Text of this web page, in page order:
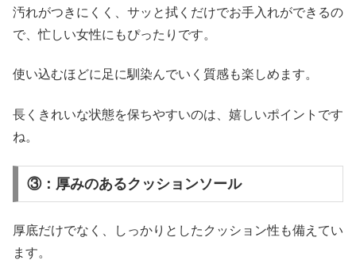
汚れがつきにくく、サッと拭くだけでお手入れができるの
で、忙しい女性にもぴったりです。
使い込むほどに足に馴染んでいく質感も楽しめます。
長くきれいな状態を保ちやすいのは、嬉しいポイントです
ね。
③：厚みのあるクッションソール
厚底だけでなく、しっかりとしたクッション性も備えてい
ます。